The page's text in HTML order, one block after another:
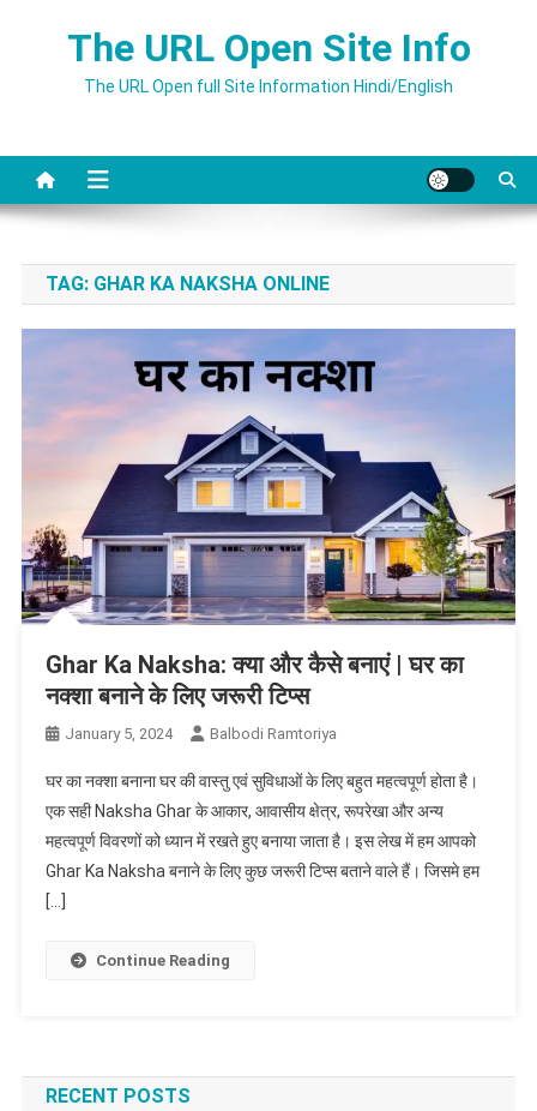
The URL Open Site Info
The URL Open full Site Information Hindi/English
TAG: GHAR KA NAKSHA ONLINE
Ghar Ka Naksha: क्या और कैसे बनाएं | घर का
नक्शा बनाने के लिए जरूरी टिप्स
January 5, 2024 Balbodi Ramtoriya
घर का नक्शा बनाना घर की वास्तु एवं सुविधाओं के लिए बहुत महत्वपूर्ण होता है।
एक सही Naksha Ghar के आकार, आवासीय क्षेत्र, रूपरेखा और अन्य
महत्वपूर्ण विवरणों को ध्यान में रखते हुए बनाया जाता है। इस लेख में हम आपको
Ghar Ka Naksha बनाने के लिए कुछ जरूरी टिप्स बताने वाले हैं। जिसमे हम
[…]
Continue Reading
RECENT POSTS